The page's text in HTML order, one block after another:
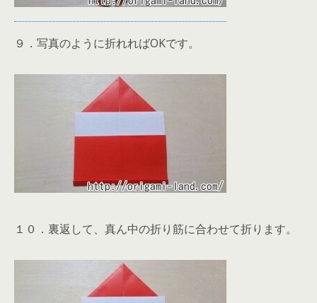
９．写真のように折れればOKです。
１０．裏返して、真ん中の折り筋に合わせて折ります。